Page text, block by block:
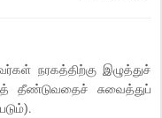
நரகத்திற்கு இழுத்துச்
தீண்டுவதைச் சுவைத்துப்